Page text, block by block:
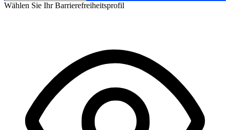
Wählen Sie Ihr Barrierefreiheitsprofil